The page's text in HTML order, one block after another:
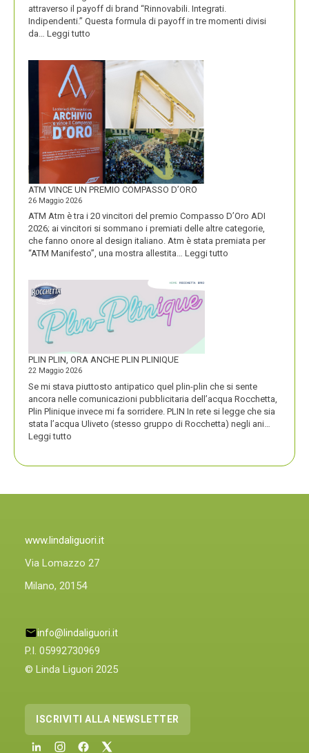
attraverso il payoff di brand “Rinnovabili. Integrati.
Indipendenti.” Questa formula di payoff in tre momenti divisi
da… Leggi tutto
NUOVO
LOGO
DOLOMITI
ENERGIA
MOSTRA
LA
SUA
IDENTITÀ
FORTE
ATM VINCE UN PREMIO COMPASSO D’ORO
26 Maggio 2026
ATM Atm è tra i 20 vincitori del premio Compasso D’Oro ADI
2026; ai vincitori si sommano i premiati delle altre categorie,
che fanno onore al design italiano. Atm è stata premiata per
“ATM Manifesto”, una mostra allestita… Leggi tutto
PLIN PLIN, ORA ANCHE PLIN PLINIQUE
22 Maggio 2026
Se mi stava piuttosto antipatico quel plin-plin che si sente
ancora nelle comunicazioni pubblicitaria dell’acqua Rocchetta,
Plin Plinique invece mi fa sorridere. PLIN In rete si legge che sia
stata l’acqua Uliveto (stesso gruppo di Rocchetta) negli ani…
Leggi tutto
www.lindaliguori.it
Via Lomazzo 27
Milano, 20154
info@lindaliguori.it
P.I. 05992730969
© Linda Liguori 2025
ISCRIVITI ALLA NEWSLETTER